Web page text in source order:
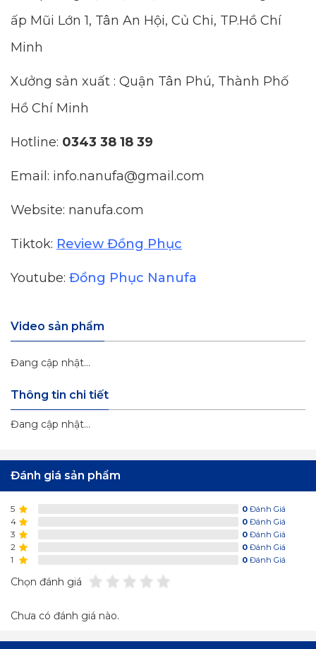
ấp Mũi Lớn 1, Tân An Hội, Củ Chi, TP.Hồ Chí
Minh
Xưởng sản xuất : Quận Tân Phú, Thành Phố
Hồ Chí Minh
Hotline: 0343 38 18 39
Email: info.nanufa@gmail.com
Website: nanufa.com
Tiktok: Review Đồng Phục
Youtube: Đồng Phục Nanufa
Video sản phẩm
Đang cập nhật...
Thông tin chi tiết
Đang cập nhật...
Đánh giá sản phẩm
5 0 Đánh Giá
4 0 Đánh Giá
3 0 Đánh Giá
2 0 Đánh Giá
1 0 Đánh Giá
Chọn đánh giá
Chưa có đánh giá nào.